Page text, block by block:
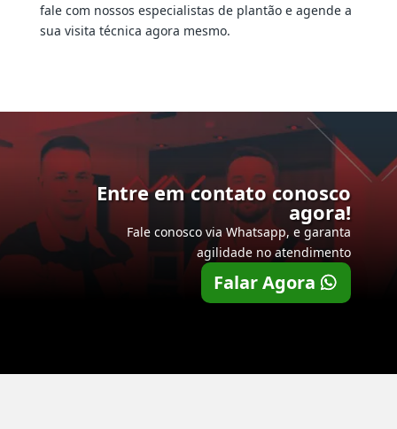
fale com nossos especialistas de plantão e agende a
sua visita técnica agora mesmo.
Entre em contato conosco
agora!
Fale conosco via Whatsapp, e garanta
agilidade no atendimento
Falar Agora